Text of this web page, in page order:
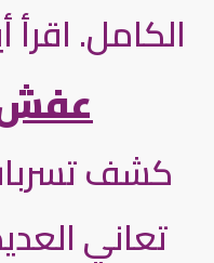
الكامل. اقرأ
عفش
كشف
تعاني